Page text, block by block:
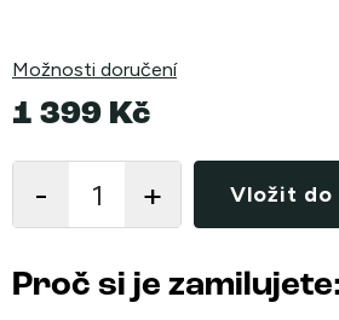
Možnosti doručení
1 399 Kč
cena:
Vložit do
Proč si je zamilujete: